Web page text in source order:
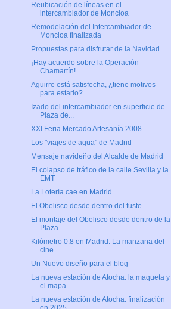
Reubicación de líneas en el
intercambiador de Moncloa
Remodelación del Intercambiador de
Moncloa finalizada
Propuestas para disfrutar de la Navidad
¡Hay acuerdo sobre la Operación
Chamartín!
Aguirre está satisfecha, ¿tiene motivos
para estarlo?
Izado del intercambiador en superficie de
Plaza de...
XXI Feria Mercado Artesanía 2008
Los "viajes de agua" de Madrid
Mensaje navideño del Alcalde de Madrid
El colapso de tráfico de la calle Sevilla y la
EMT
La Lotería cae en Madrid
El Obelisco desde dentro del fuste
El montaje del Obelisco desde dentro de la
Plaza
Kilómetro 0.8 en Madrid: La manzana del
cine
Un Nuevo diseño para el blog
La nueva estación de Atocha: la maqueta y
el mapa ...
La nueva estación de Atocha: finalización